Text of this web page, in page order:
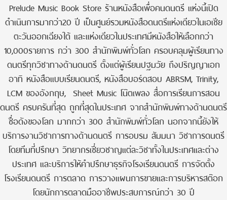
Prelude Music Book Store ร้านหนังสือเพื่อคนดนตรี แห่งนี้เปิด
ดำเนินการมากว่า20 ปี เป็นศูนย์รวมหนังสือดนตรีแห่งเดียวในเอเชีย
ตะวันออกเฉียงใต้ และแห่งเดียวในประเทศมีหนังสือให้เลือกกว่า
10,000รายการ กว่า 300 สำนักพิมพ์ทั่วโลก ครอบคลุมผู้เรียนทาง
ดนตรีทุกวิชาทางด้านดนตรี ตั้งแต่ผู้เรียนปฐมวัย ถึงปริญญาเอก
อาทิ หนังสือแบบเรียนดนตรี, หนังสือบอร์ดสอบ ABRSM, Trinity,
LCM ของอังกฤษ, Sheet Music โน๊ตเพลง สื่อการเรียนการสอน
ดนตรี ครบครันที่สุด ถูกที่สุดในประเทศ จากสำนักพิมพ์ทางด้านดนตรี
ชื่อดังของโลก มากกว่า 300 สำนักพิมพ์ทั่วโลก นอกจากนี้ยังให้
บริการงานวิชาการทางด้านดนตรี การอบรม สัมมนา วิชาการดนตรี
โดยทีมที่ปรึกษา วิทยากรเชี่ยวชาญแต่ละวิชาทั้งในประเทศและต่าง
ประเทศ และบริการให้คำปรึกษาธุรกิจโรงเรียนดนตรี การจัดตั้ง
โรงเรียนดนตรี การตลาด การวางแผนการขายและการบริหารสต๊อก
โดยนักการตลาดมืออาชีพประสบการณ์กว่า 30 ปี